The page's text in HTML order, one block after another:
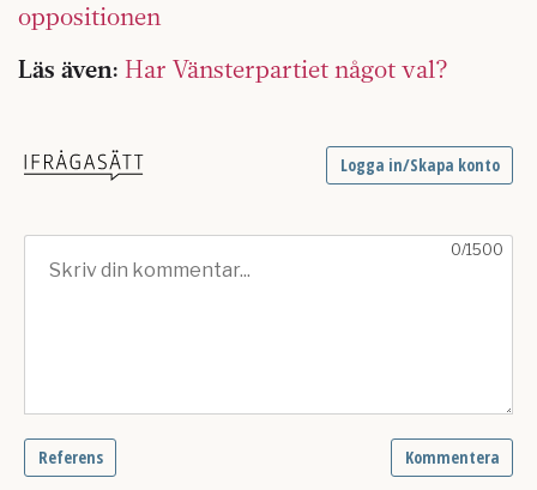
oppositionen
Läs även: Har Vänsterpartiet något val?